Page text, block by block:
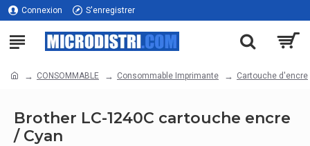
Connexion S'enregistrer
CONSOMMABLE Consommable Imprimante Cartouche d'encre
Brother LC-1240C cartouche encre
/ Cyan